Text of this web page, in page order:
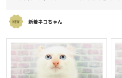
新着ネコちゃん